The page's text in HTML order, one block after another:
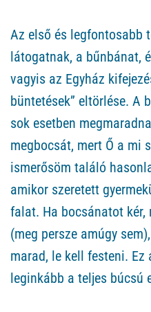
Az első és legfontosabb
látogatnak, a bűnbánat,
vagyis az Egyház
büntetések” eltörlése. A
sok esetben
megbocsát, mert Ő a mi
ismerősöm találó
amikor szeretett
falat. Ha bocsánatot
(meg persze amúgy
marad, le kell festeni.
leginkább a teljes búcsú